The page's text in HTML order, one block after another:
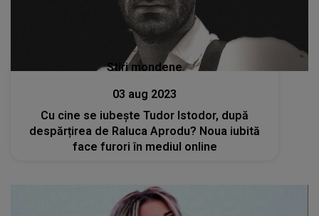
Stiri mondene
03 aug 2023
Cu cine se iubește Tudor Istodor, după
despărțirea de Raluca Aprodu? Noua iubită
face furori în mediul online